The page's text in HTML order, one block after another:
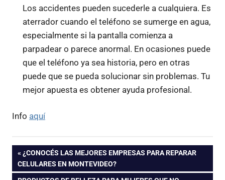
Los accidentes pueden sucederle a cualquiera. Es
aterrador cuando el teléfono se sumerge en agua,
especialmente si la pantalla comienza a
parpadear o parece anormal. En ocasiones puede
que el teléfono ya sea historia, pero en otras
puede que se pueda solucionar sin problemas. Tu
mejor apuesta es obtener ayuda profesional.
Info aquí
Navegación
ENTRADA
ANTERIOR:
¿CONOCÉS LAS MEJORES EMPRESAS PARA REPARAR
CELULARES EN MONTEVIDEO?